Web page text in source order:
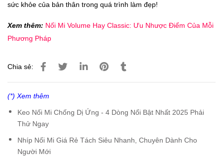
sức khỏe của bản thân trong quá trình làm đẹp!
Xem thêm: Nối Mi Volume Hay Classic: Ưu Nhược Điểm Của Mỗi
Phương Pháp
Chia sẻ:
(*) Xem thêm
Keo Nối Mi Chống Dị Ứng - 4 Dòng Nổi Bật Nhất 2025 Phải
Thử Ngay
Nhíp Nối Mi Giá Rẻ Tách Siêu Nhanh, Chuyên Dành Cho
Người Mới